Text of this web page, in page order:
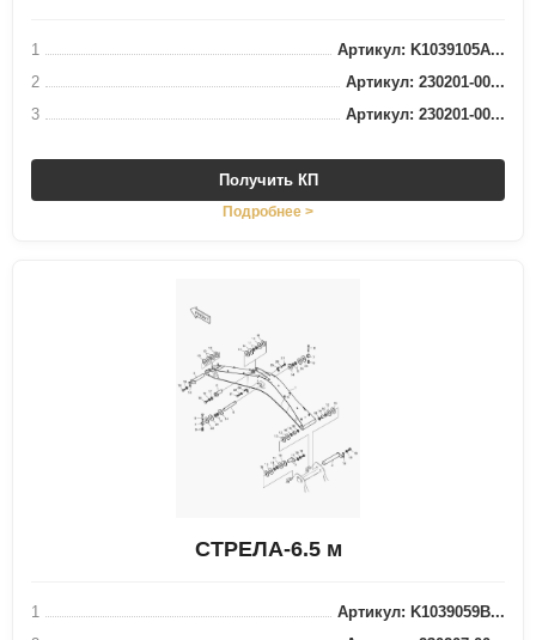
1
Артикул: K1039105A...
2
Артикул: 230201-00...
3
Артикул: 230201-00...
Получить КП
Подробнее >
СТРЕЛА-6.5 м
1
Артикул: K1039059B...